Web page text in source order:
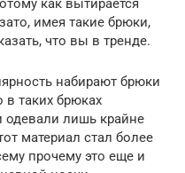
как вытирается
имея такие брюки,
что вы в тренде.
набирают брюки
таких брюках
одевали лишь крайне
материал стал более
прочему это еще и